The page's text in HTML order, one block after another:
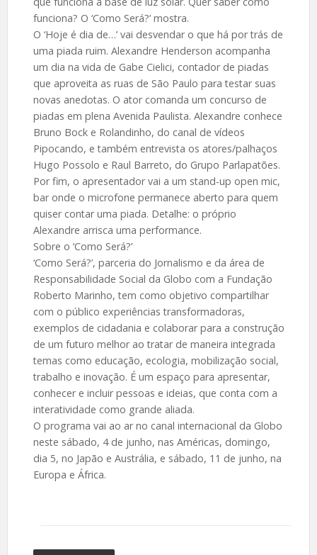
funciona? O ‘Como Será?’ mostra.
O ‘Hoje é dia de…’ vai desvendar o que há por trás de
uma piada ruim. Alexandre Henderson acompanha
um dia na vida de Gabe Cielici, contador de piadas
que aproveita as ruas de São Paulo para testar suas
novas anedotas. O ator comanda um concurso de
piadas em plena Avenida Paulista. Alexandre conhece
Bruno Bock e Rolandinho, do canal de vídeos
Pipocando, e também entrevista os atores/palhaços
Hugo Possolo e Raul Barreto, do Grupo Parlapatões.
Por fim, o apresentador vai a um stand-up open mic,
bar onde o microfone permanece aberto para quem
quiser contar uma piada. Detalhe: o próprio
Alexandre arrisca uma performance.
Sobre o ‘Como Será?’
‘Como Será?’, parceria do Jornalismo e da área de
Responsabilidade Social da Globo com a Fundação
Roberto Marinho, tem como objetivo compartilhar
com o público experiências transformadoras,
exemplos de cidadania e colaborar para a construção
de um futuro melhor ao tratar de maneira integrada
temas como educação, ecologia, mobilização social,
trabalho e inovação. É um espaço para apresentar,
conhecer e incluir pessoas e ideias, que conta com a
interatividade como grande aliada.
O programa vai ao ar no canal internacional da Globo
neste sábado, 4 de junho, nas Américas, domingo,
dia 5, no Japão e Austrália, e sábado, 11 de junho, na
Europa e África.